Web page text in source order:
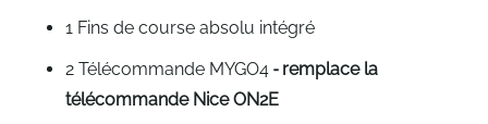
1 Fins de course absolu intégré
2 Télécommande MYGO4 - remplace la
télécommande Nice ON2E